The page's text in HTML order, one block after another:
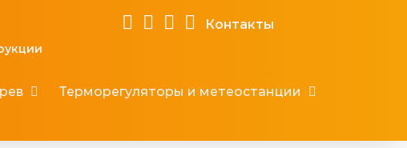
Контакты
Терморегуляторы и метеостанции